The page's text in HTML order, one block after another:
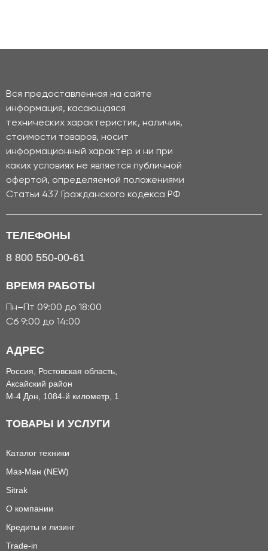
Вся предоставленная на сайте
информация, касающаяся
технических характеристик, наличия,
стоимости товаров, носит
информационный характер и ни при
каких условиях не является публичной
офертой, определяемой положениями
Статьи 437 Гражданского кодекса РФ
ТЕЛЕФОНЫ
8 800 550-00-61
ВРЕМЯ РАБОТЫ
Пн–Пт 09:00 до 18:00
Сб 9:00 до 14:00
АДРЕС
Россия, Ростовская область,
Аксайский район
М-4 Дон, 1084-й километр, 1
ТОВАРЫ И УСЛУГИ
Каталог техники
Маз-Ман (NEW)
Sitrak
О компании
Кредиты и лизинг
Trade-in